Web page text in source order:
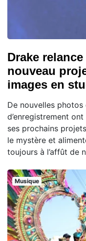
Drake
nouveau
images en
De nouvelles
d’enregistrement
ses prochains
le mystère et
toujours à l’affût de
Musique